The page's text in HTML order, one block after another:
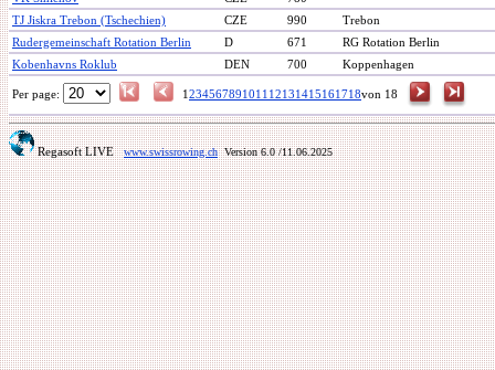
TJ Jiskra Trebon (Tschechien)
CZE 990
Trebon
Rudergemeinschaft Rotation Berlin
D 671
RG Rotation Berlin
Kobenhavns Roklub
DEN 700 Koppenhagen
Per page: 1234567891011 12131415161718von 18
Regasoft LIVE www.swissrowing.chVersion 6.0/11.06.2025